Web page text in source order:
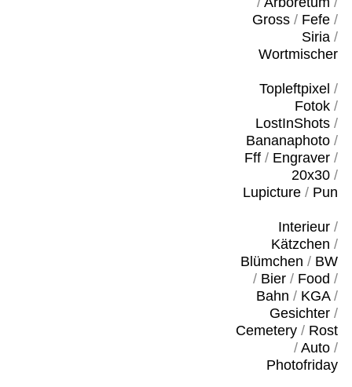
Gross/ Fefe/
Siria/
Wortmischer
Topleftpixel /
Fotok/
LostInShots/
Bananaphoto/
Fff/ Engraver/
20x30/
Lupicture/ Pun
Interieur/
Kätzchen /
Blümchen / BW
/ Bier/ Food /
Bahn / KGA/
Gesichter/
Cemetery/ Rost
/ Auto/
Photofriday